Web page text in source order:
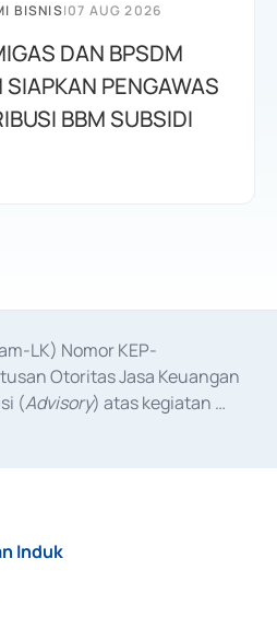
BISNIS|07 AUG 2026
DAN BPSDM
SIAPKAN PENGAWAS
BBM SUBSIDI
LK) Nomor KEP-
Otoritas Jasa Keuangan
(Advisory) atas kegiatan
Induk